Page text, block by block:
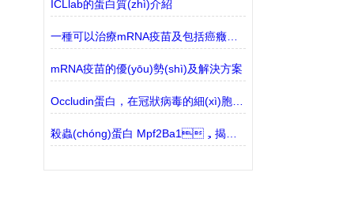
ICLlab的蛋白質(zhì)介紹
一種可以治療mRNA疫苗及包括癌癥在內(nèi)的納米顆粒
mRNA疫苗的優(yōu)勢(shì)及解決方案
Occludin蛋白，在冠狀病毒的細(xì)胞間傳播中起著關(guān)鍵作用
殺蟲(chóng)蛋白 Mpf2Ba1，揭示了孔形成的關(guān)鍵分子機(jī)制